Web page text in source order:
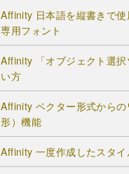
Affinity 日本語を縦書きで
専用フォント
Affinity 「オブジェクト選
い方
Affinity ベクター形式から
形）機能
Affinity 一度作成したスタ